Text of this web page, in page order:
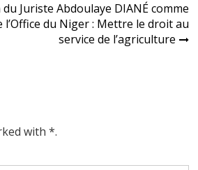
Juriste Abdoulaye DIANÉ comme
l’Office du Niger : Mettre le droit au
service de l’agriculture
with *.